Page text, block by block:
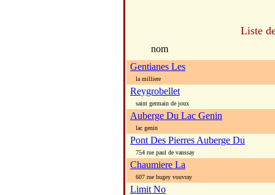
Liste
nom
Gentianes Les
la milliere
Reygrobellet
saint germain de joux
Auberge Du Lac Genin
lac genin
Pont Des Pierres Auberge Du
754 rue paul de vanssay
Chaumiere La
607 rue bugey vouvray
Limit No